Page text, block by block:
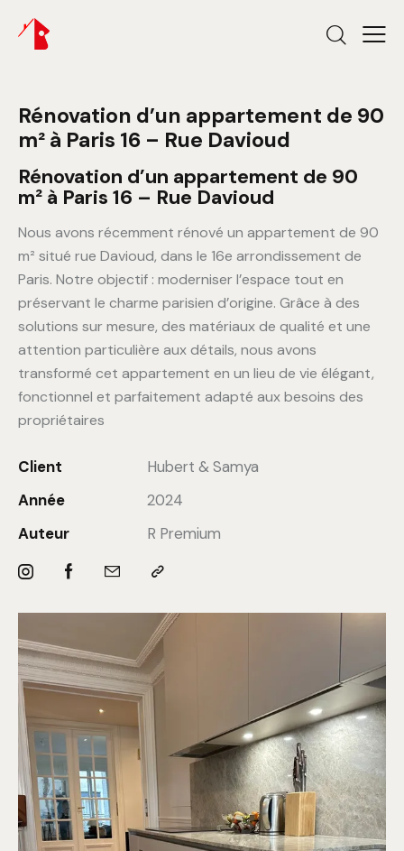
Rénovation d’un appartement de 90
m² à Paris 16 – Rue Davioud
Rénovation d’un appartement de 90
m² à Paris 16 – Rue Davioud
Nous avons récemment rénové un appartement de 90
m² situé rue Davioud, dans le 16e arrondissement de
Paris. Notre objectif : moderniser l’espace tout en
préservant le charme parisien d’origine. Grâce à des
solutions sur mesure, des matériaux de qualité et une
attention particulière aux détails, nous avons
transformé cet appartement en un lieu de vie élégant,
fonctionnel et parfaitement adapté aux besoins des
propriétaires
Client
Hubert & Samya
Année
2024
Auteur
R Premium